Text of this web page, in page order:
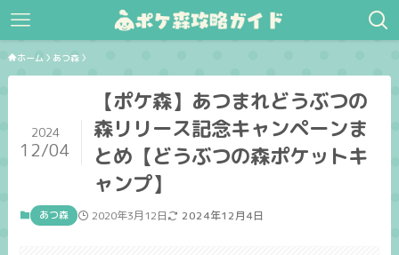
ホーム あつ森
【ポケ森】あつまれどうぶつの
森リリース記念キャンペーンま
とめ【どうぶつの森ポケットキ
ャンプ】
2024
12/04
あつ森 2020年3月12日 2024年12月4日